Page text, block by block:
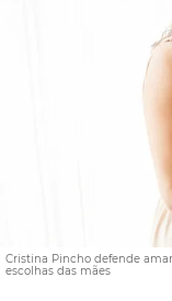
Cristina Pincho defende
escolhas das mães